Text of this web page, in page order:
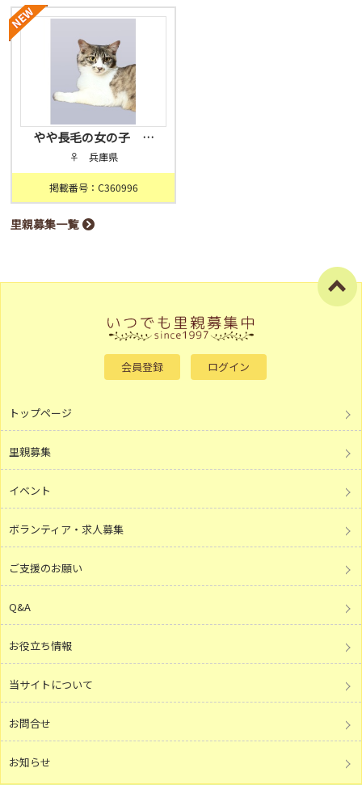
やや長毛の女の子 …
♀ 兵庫県
掲載番号：C360996
里親募集一覧
会員登録 ログイン
トップページ
里親募集
イベント
ボランティア・求人募集
ご支援のお願い
Q&A
お役立ち情報
当サイトについて
お問合せ
お知らせ